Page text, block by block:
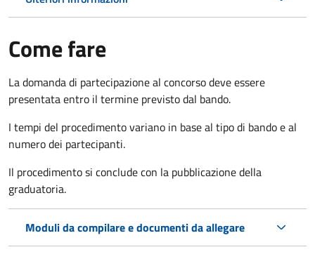
Come fare
La domanda di partecipazione al concorso deve essere
presentata entro il termine previsto dal bando.
I tempi del procedimento variano in base al tipo di bando e al
numero dei partecipanti.
Il procedimento si conclude con la pubblicazione della
graduatoria.
Moduli da compilare e documenti da allegare